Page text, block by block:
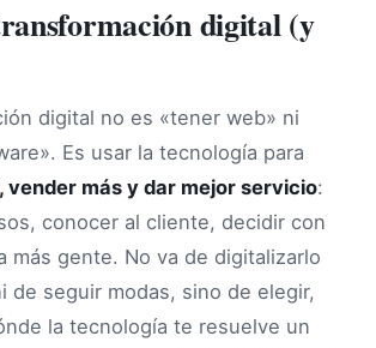
digital (y
digital no es «tener web» ni
Es usar la tecnología para
vender más y dar mejor servicio:
conocer al cliente, decidir con
más gente. No va de digitalizarlo
de seguir modas, sino de elegir,
la tecnología te resuelve un